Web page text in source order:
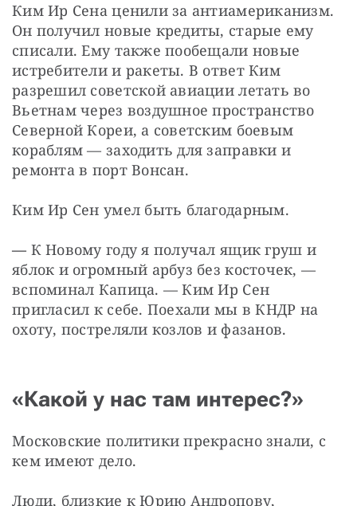
Ким Ир Сена ценили за антиамериканизм.
Он получил новые кредиты, старые ему
списали. Ему также пообещали новые
истребители и ракеты. В ответ Ким
разрешил советской авиации летать во
Вьетнам через воздушное пространство
Северной Кореи, а советским боевым
кораблям — заходить для заправки и
ремонта в порт Вонсан.
Ким Ир Сен умел быть благодарным.
— К Новому году я получал ящик груш и
яблок и огромный арбуз без косточек, —
вспоминал Капица. — Ким Ир Сен
пригласил к себе. Поехали мы в КНДР на
охоту, постреляли козлов и фазанов.
«Какой у нас там интерес?»
Московские политики прекрасно знали, с
кем имеют дело.
Люди, близкие к Юрию Андропову,